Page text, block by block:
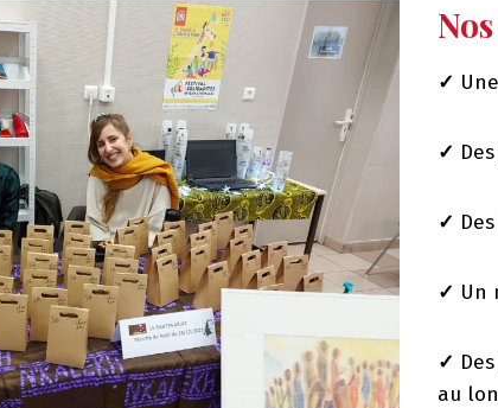
✓
✓
✓
✓ Un
✓
au